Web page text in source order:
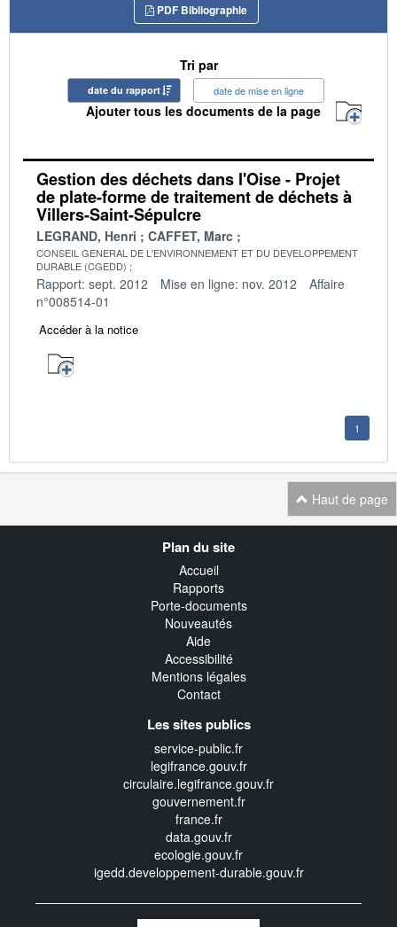
PDF Bibliographie
Tri par
date du rapport date de mise en ligne
Ajouter tous les documents de la page
Gestion des déchets dans l'Oise - Projet
de plate-forme de traitement de déchets à
Villers-Saint-Sépulcre
LEGRAND, Henri CAFFET, Marc
CONSEIL GENERAL DE L'ENVIRONNEMENT ET DU DEVELOPPEMENT
DURABLE (CGEDD)
Rapport: sept. 2012 Mise en ligne: nov. 2012
Affaire
n°008514-01
Accéder à la notice
1
Haut de page
Plan du site
Accueil
Rapports
Porte-documents
Nouveautés
Aide
Accessibilité
Mentions légales
Contact
Les sites publics
service-public.fr
legifrance.gouv.fr
circulaire.legifrance.gouv.fr
gouvernement.fr
france.fr
data.gouv.fr
ecologie.gouv.fr
igedd.developpement-durable.gouv.fr